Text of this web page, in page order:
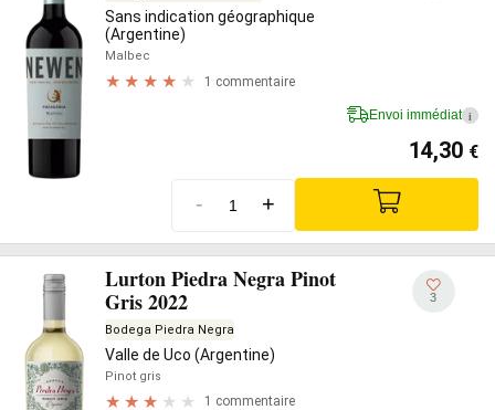
Sans indication géographique
(Argentine)
Malbec
1 commentaire
Envoi immédiat i
14,30 €
- +
Lurton Piedra Negra Pinot
Gris 2022
Bodega Piedra Negra
Valle de Uco (Argentine)
Pinot gris
1 commentaire
3